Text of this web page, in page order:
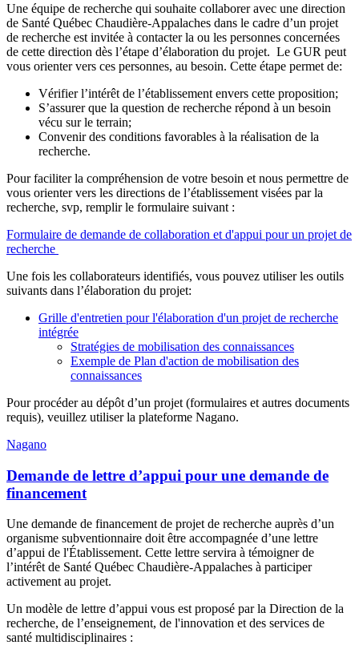
Une équipe de recherche qui souhaite collaborer avec une direction
de Santé Québec Chaudière-Appalaches dans le cadre d’un projet
de recherche est invitée à contacter la ou les personnes concernées
de cette direction dès l’étape d’élaboration du projet. Le GUR peut
vous orienter vers ces personnes, au besoin. Cette étape permet de:
Vérifier l’intérêt de l’établissement envers cette proposition;
S’assurer que la question de recherche répond à un besoin
vécu sur le terrain;
Convenir des conditions favorables à la réalisation de la
recherche.
Pour faciliter la compréhension de votre besoin et nous permettre de
vous orienter vers les directions de l’établissement visées par la
recherche, svp, remplir le formulaire suivant :
Formulaire de demande de collaboration et d'appui pour un projet de
recherche
Une fois les collaborateurs identifiés, vous pouvez utiliser les outils
suivants dans l’élaboration du projet:
Grille d'entretien pour l'élaboration d'un projet de recherche
intégrée
Stratégies de mobilisation des connaissances
Exemple de Plan d'action de mobilisation des
connaissances
Pour procéder au dépôt d’un projet (formulaires et autres documents
requis), veuillez utiliser la plateforme Nagano.
Nagano
Demande de lettre d’appui pour une demande de
financement
Une demande de financement de projet de recherche auprès d’un
organisme subventionnaire doit être accompagnée d’une lettre
d’appui de l'Établissement. Cette lettre servira à témoigner de
l’intérêt de Santé Québec Chaudière-Appalaches à participer
activement au projet.
Un modèle de lettre d’appui vous est proposé par la Direction de la
recherche, de l’enseignement, de l'innovation et des services de
santé multidisciplinaires :